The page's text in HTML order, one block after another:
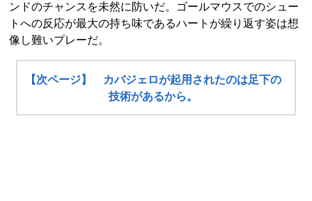
ンドのチャンスを未然に防いだ。ゴールマウスでのシュー
トへの反応が最大の持ち味であるハートが繰り返す姿は想
像し難いプレーだ。
【次ページ】 カバジェロが起用されたのは足下の
技術があるから。